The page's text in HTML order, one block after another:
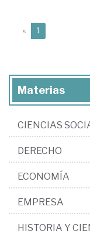
« 1
Materias
CIENCIAS
DERECHO
ECONOMÍA
EMPRESA
HISTORIA Y